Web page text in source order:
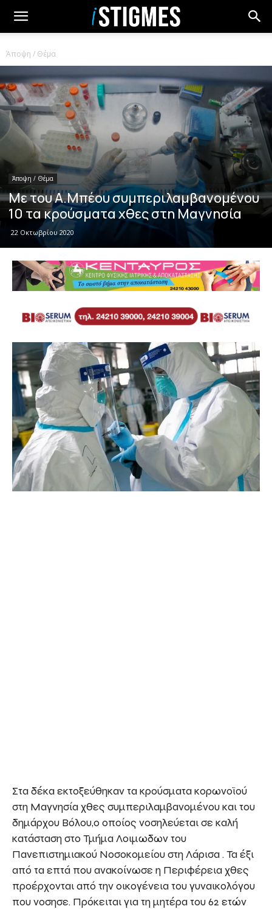
Άποψη / Θέμα
Άποψη / Θέμα
Με του Α.Μπέου συμπεριλαμβανομένου
10 τα κρούσματα χθες στη Μαγνησία
22 Οκτωβρίου 2020
Στα δέκα εκτοξεύθηκαν τα κρούσματα κορωνοϊού
στη Μαγνησία χθες συμπεριλαμβανομένου και του
δημάρχου Βόλου,ο οποίος νοσηλεύεται σε καλή
κατάσταση στο Τμήμα Λοιμωδων του
Πανεπιστημιακού Νοσοκομείου στη Λάρισα . Τα έξι
από τα επτά που ανακοίνωσε η Περιφέρεια χθες
προέρχονται από την οικογένεια του γυναικολόγου
που νοσησε. Πρόκειται για τη μητέρα του 62 ετών